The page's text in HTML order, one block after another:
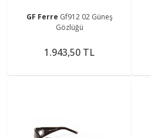
GF Ferre Gf912 02 Güneş
Gözlüğü
1.943,50 TL